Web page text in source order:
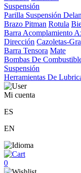
Suspensión
Parilla Suspensión
Brazo Pitman Rotula
Barra Acomplamiento
Dirección Cazoletas-
Barra Tensora Mate
Bombas De
Suspensión
Herramientas De
Mi cuenta
ES
EN
0